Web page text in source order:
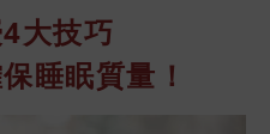
4大技巧
睡眠質量！